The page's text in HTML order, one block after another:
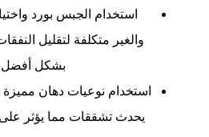
استخدام الجبس بورد
والغير متكلفة لتقليل
بشكل أفضل
استخدام نوعيات دهان
يحدث تشققات مما يؤثر